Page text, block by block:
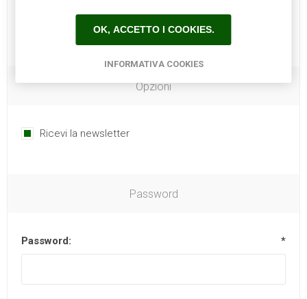
Opzioni
Ricevi la newsletter
Password
Password: *
OK, ACCETTO I COOKIES.
INFORMATIVA COOKIES